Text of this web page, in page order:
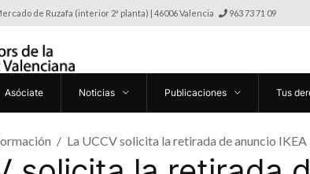
de Ruzafa (interior 2ª planta) | 46006 Valencia 963 73 71 09
Asóciate Noticias Publicaciones Tus
La UCCV solicita la retirada de anuncio